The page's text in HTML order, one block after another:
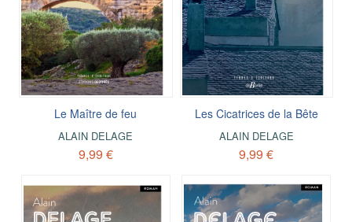
Le Maître de feu
ALAIN DELAGE
9,99 €
Les Cicatrices de la Bête
ALAIN DELAGE
9,99 €